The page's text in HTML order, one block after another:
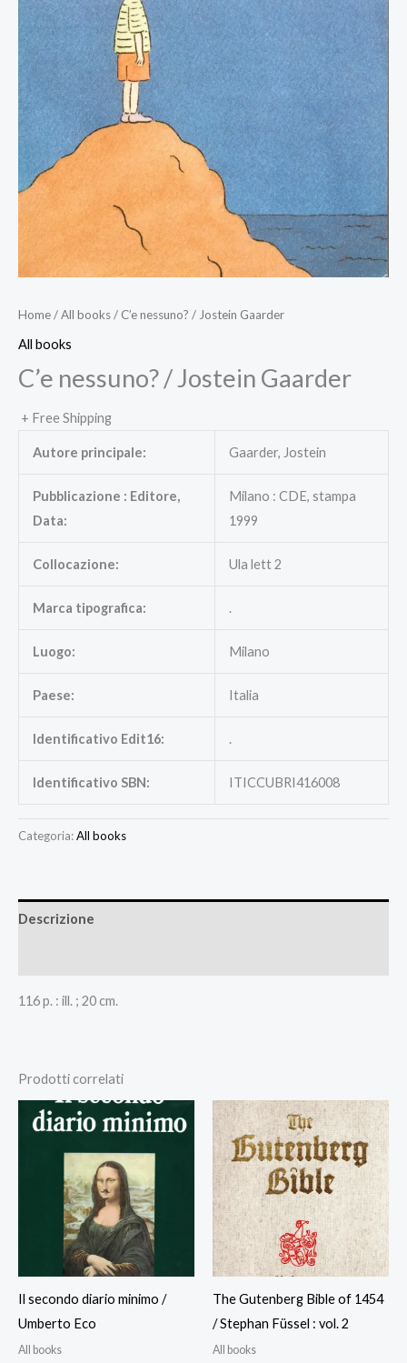
Home/All books/ C’e nessuno? / Jostein Gaarder
All books
C’e nessuno? / Jostein Gaarder
+ Free Shipping
Autore principale: Gaarder, Jostein
Pubblicazione : Editore,
Data:
Milano : CDE, stampa
1999
Collocazione: Ula lett 2
Marca tipografica: .
Luogo: Milano
Paese: Italia
Identificativo Edit16: .
Identificativo SBN: ITICCUBRI416008
Categoria:All books
Descrizione
116 p. : ill. ; 20 cm.
Prodotti correlati
Il secondo diario minimo /
Umberto Eco
All books
The Gutenberg Bible of 1454
/ Stephan Füssel : vol. 2
All books